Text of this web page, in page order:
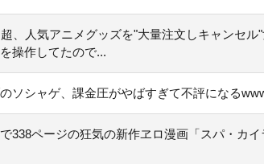
超、人気アニメグッズを"大量注文しキャンセ
操作してたので...
のソシャゲ、課金圧がやばすぎて不評になる
で338ページの狂気の新作ヱロ漫画「スパ・カ